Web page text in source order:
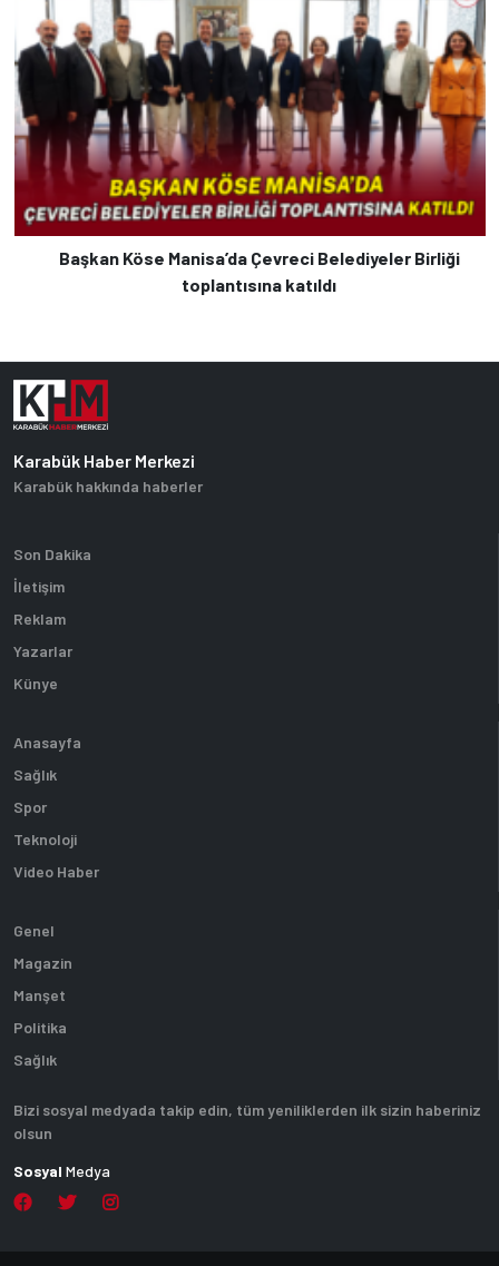
Başkan Köse Manisa’da Çevreci Belediyeler Birliği
toplantısına katıldı
Karabük Haber Merkezi
Karabük hakkında haberler
Son Dakika
İletişim
Reklam
Yazarlar
Künye
Anasayfa
Sağlık
Spor
Teknoloji
Video Haber
Genel
Magazin
Manşet
Politika
Sağlık
Bizi sosyal medyada takip edin, tüm yeniliklerden ilk sizin haberiniz
olsun
Sosyal Medya